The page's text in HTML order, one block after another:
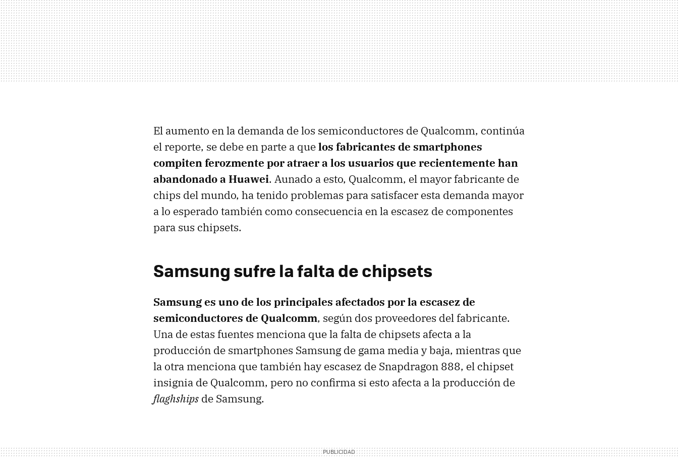
El aumento en la demanda de los semiconductores de Qualcomm, continúa
el reporte, se debe en parte a quelos fabricantes de smartphones
compiten ferozmente por atraer a los usuarios que recientemente han
abandonado a Huawei. Aunado a esto, Qualcomm, el mayor fabricante de
chips del mundo, ha tenido problemas para satisfacer esta demanda mayor
a lo esperado también como consecuencia en la escasez de componentes
para sus chipsets.
Samsung sufre la falta de chipsets
Samsung es uno de los principales afectados por la escasez de
semiconductores de Qualcomm, según dos proveedores del fabricante.
Una de estas fuentes menciona que la falta de chipsets afecta a la
producción de smartphones Samsung de gama media y baja, mientras que
la otra menciona que también hay escasez de Snapdragon 888, el chipset
insignia de Qualcomm, pero no confirma si esto afecta a la producción de
flaghships de Samsung.